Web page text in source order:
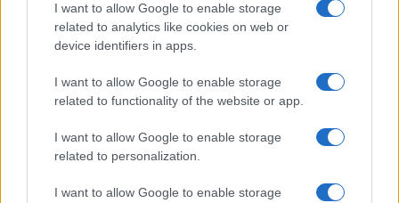
I want to allow Google to enable storage
related to analytics like cookies on web or
device identifiers in apps.
I want to allow Google to enable storage
related to functionality of the website or app.
I want to allow Google to enable storage
related to personalization.
I want to allow Google to enable storage
stretto controllo per assicurare lasicurezza delle
operazioni in corso . Il cronoprogramma della
entro il 20 maggio; tuttavia, l’incidente potrebbe
Nicolaporro.it è anche su Whatsapp. È sufficiente